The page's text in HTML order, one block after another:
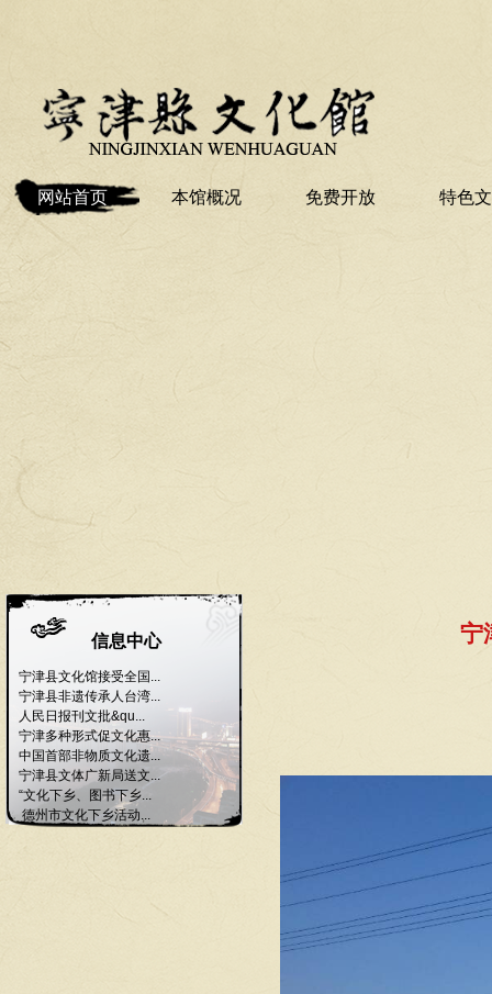
网站首页 本馆概况 免费开放 特色
信息中心
宁津县文化馆接受全国...
宁津县非遗传承人台湾...
人民日报刊文批&qu...
宁津多种形式促文化惠...
中国首部非物质文化遗...
宁津县文体广新局送文...
“文化下乡、图书下乡...
德州市文化下乡活动...
宁